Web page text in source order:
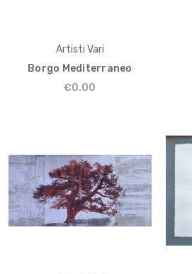
Artisti Vari
Borgo Mediterraneo
€0.00